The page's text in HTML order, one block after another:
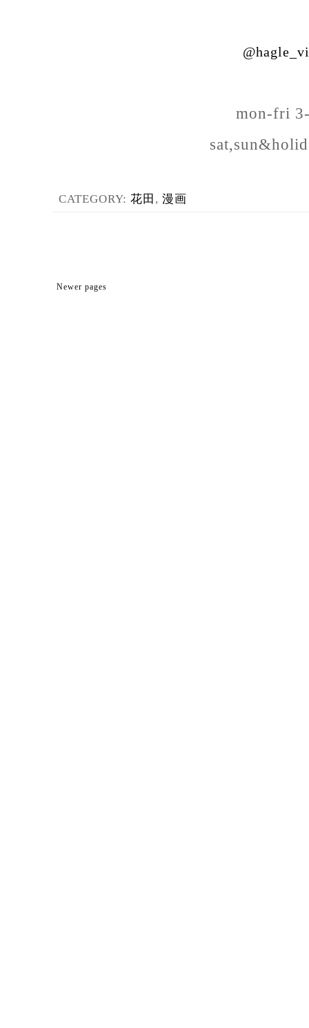
mon-fri
CATEGORY: 花田 , 漫画
Newer pages